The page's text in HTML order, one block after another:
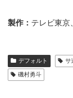
製作： テレビ東京
デフォルト サ
磯村勇斗